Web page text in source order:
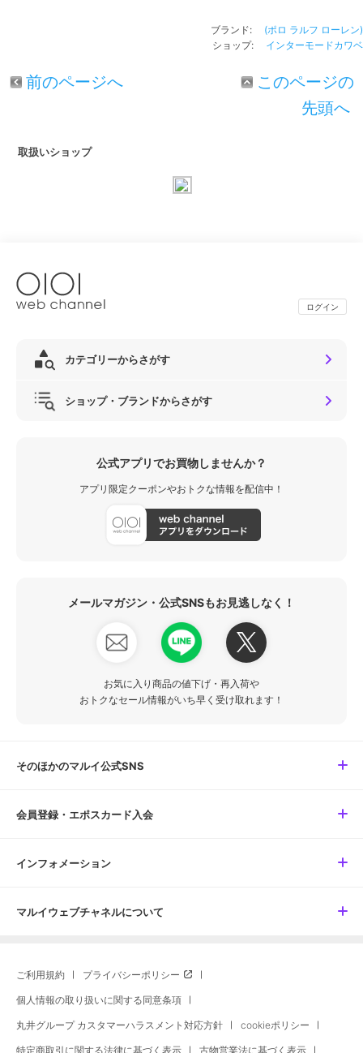
ブランド: (ポロ ラルフ ローレン)
ショップ: インターモードカワベ
前のページへ
このページの
先頭へ
取扱いショップ
ログイン
カテゴリーからさがす
ショップ・ブランドからさがす
公式アプリでお買物しませんか？
アプリ限定クーポンやおトクな情報を配信中！
メールマガジン・公式SNSもお見逃しなく！
お気に入り商品の値下げ・再入荷や
おトクなセール情報がいち早く受け取れます！
そのほかのマルイ公式SNS
会員登録・エポスカード入会
インフォメーション
マルイウェブチャネルについて
ご利用規約 プライバシーポリシー
個人情報の取り扱いに関する同意条項
丸井グループ カスタマーハラスメント対応方針 cookieポリシー
特定商取引に関する法律に基づく表示 古物営業法に基づく表示